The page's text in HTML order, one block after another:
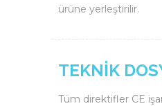
ürüne yerleştirilir.
TEKNİK
Tüm direktifler CE